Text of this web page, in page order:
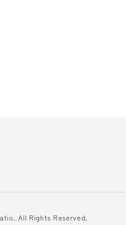
All Rights Reserved.